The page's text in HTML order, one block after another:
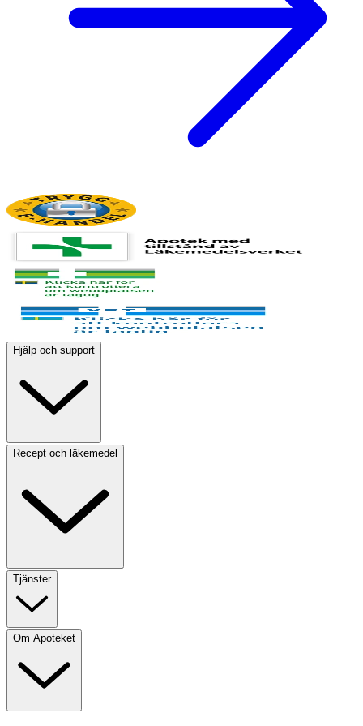
Hjälp och support
Recept och läkemedel
Tjänster
Om Apoteket